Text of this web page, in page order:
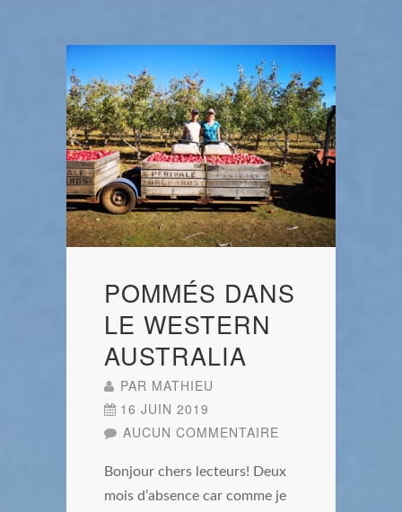
POMMÉS DANS
LE WESTERN
AUSTRALIA
PAR MATHIEU
16 JUIN 2019
AUCUN COMMENTAIRE
Bonjour chers lecteurs! Deux
mois d’absence car comme je